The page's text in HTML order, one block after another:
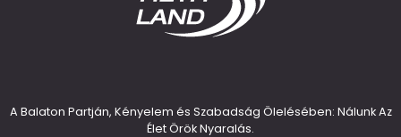
A Balaton Partján, Kényelem és Szabadság Ölelésében: Nálunk Az
Élet Örök Nyaralás.